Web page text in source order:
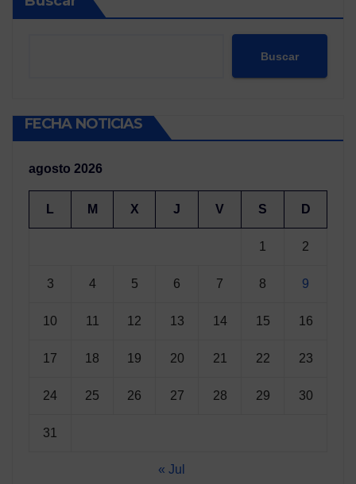
Buscar
FECHA NOTICIAS
agosto 2026
L M X J V S D
1 2
3 4 5 6 7 8 9
10 11 12 13 14 15 16
17 18 19 20 21 22 23
24 25 26 27 28 29 30
31
« Jul